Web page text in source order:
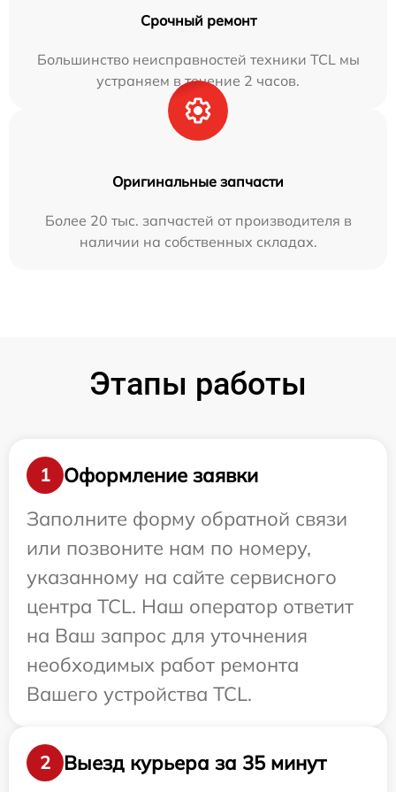
Срочный ремонт
Большинство неисправностей техники TCL мы
устраняем в течение 2 часов.
Оригинальные запчасти
Более 20 тыс. запчастей от производителя в
наличии на собственных складах.
Этапы работы
1
Оформление заявки
Заполните форму обратной связи
или позвоните нам по номеру,
указанному на сайте сервисного
центра TCL. Наш оператор ответит
на Ваш запрос для уточнения
необходимых работ ремонта
Вашего устройства TCL.
2 Выезд курьера за 35 минут